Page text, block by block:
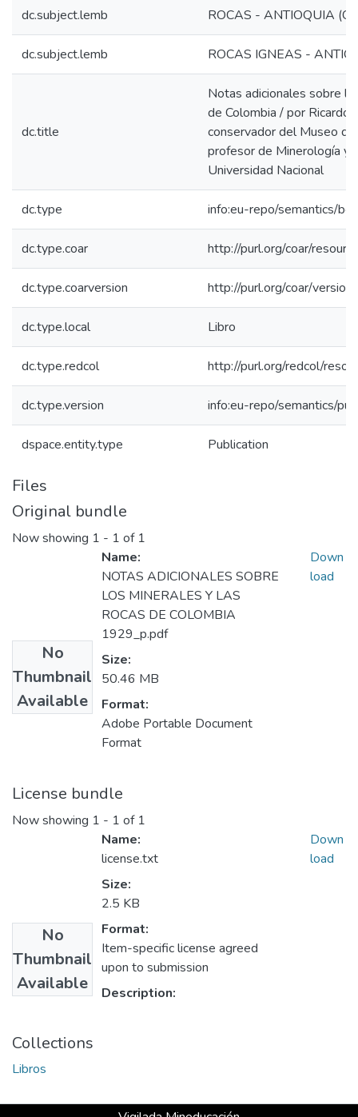
dc.subject.lemb ROCAS - ANTIOQUIA
dc.subject.lemb ROCAS IGNEAS -
dc.title
Notas adicionales sobre
de Colombia / por Ricardo
conservador del Museo
profesor de Minerología y
Universidad Nacional
dc.type info:eu-repo/semantics/
dc.type.coar http://purl.org/coar/
dc.type.coarversion http://purl.org/coar/
dc.type.local Libro
dc.type.redcol http://purl.org/redcol/
dc.type.version info:eu-repo/semantics/
dspace.entity.type Publication
Files
Original bundle
Now showing 1 - 1 of 1
No
Thumbnail
Available
Name:
NOTAS ADICIONALES SOBRE
LOS MINERALES Y LAS
ROCAS DE COLOMBIA
1929_p.pdf
Size:
50.46 MB
Format:
Adobe Portable Document
Format
Down
load
License bundle
Now showing 1 - 1 of 1
No
Thumbnail
Available
Name:
license.txt
Size:
2.5 KB
Format:
Item-specific license agreed
upon to submission
Description:
Down
load
Collections
Libros